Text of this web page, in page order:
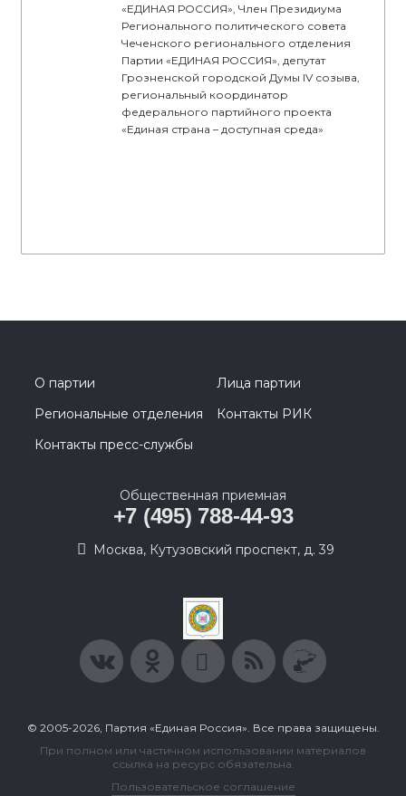
«ЕДИНАЯ РОССИЯ», Член Президиума
Регионального политического совета
Чеченского регионального отделения
Партии «ЕДИНАЯ РОССИЯ», депутат
Грозненской городской Думы IV созыва,
региональный координатор
федерального партийного проекта
«Единая страна – доступная среда»
О партии
Лица партии
Региональные отделения
Контакты РИК
Контакты пресс-службы
Общественная приемная
+7 (495) 788-44-93
Москва, Кутузовский проспект, д. 39
© 2005-2026, Партия «Единая Россия». Все права защищены.
При полном или частичном использовании материалов
ссылка на ресурс обязательна.
Пользовательское соглашение